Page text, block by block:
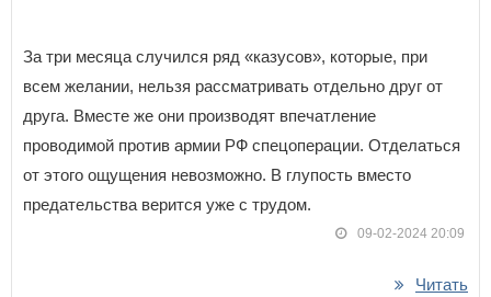
За три месяца случился ряд «казусов», которые, при
всем желании, нельзя рассматривать отдельно друг от
друга. Вместе же они производят впечатление
проводимой против армии РФ спецоперации. Отделаться
от этого ощущения невозможно. В глупость вместо
предательства верится уже с трудом.
09-02-2024 20:09
Читать